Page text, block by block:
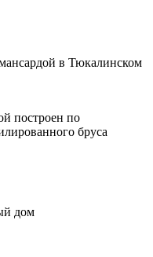
в Тюкалинском
построен по
бруса
дом